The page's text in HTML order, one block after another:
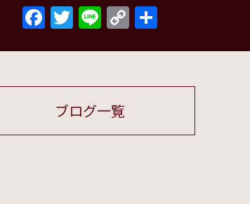
Facebook
Twitter
LineCopy
Link
ブログ一覧